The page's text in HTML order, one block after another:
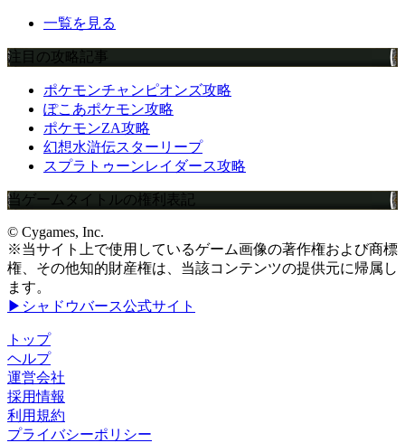
一覧を見る
注目の攻略記事
ポケモンチャンピオンズ攻略
ぽこあポケモン攻略
ポケモンZA攻略
幻想水滸伝スターリープ
スプラトゥーンレイダース攻略
当ゲームタイトルの権利表記
© Cygames, Inc.
※当サイト上で使用しているゲーム画像の著作権および商標
権、その他知的財産権は、当該コンテンツの提供元に帰属し
ます。
▶シャドウバース公式サイト
トップ
ヘルプ
運営会社
採用情報
利用規約
プライバシーポリシー